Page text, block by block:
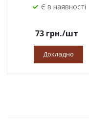
Є в наявності
73 грн./шт
Докладно